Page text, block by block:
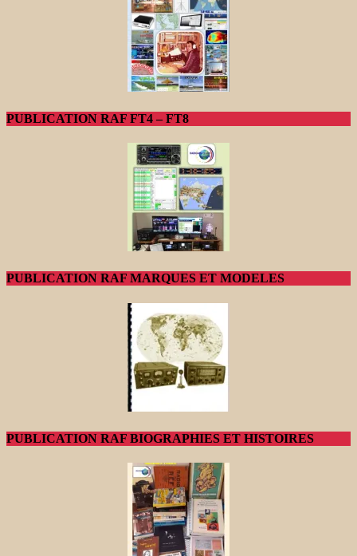
PUBLICATION RAF FT4 – FT8
PUBLICATION RAF MARQUES ET MODELES
PUBLICATION RAF BIOGRAPHIES ET HISTOIRES